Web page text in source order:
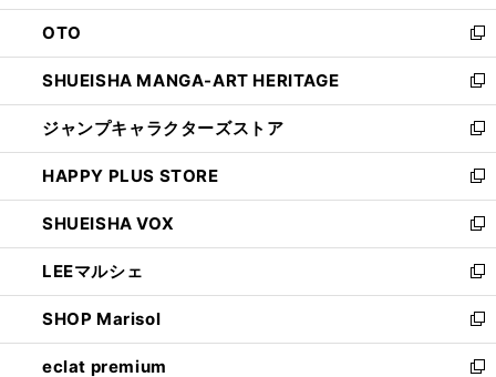
ウ
で
開
く
ン
ド
ウ
で
開
く
OTO
新
し
い
ウ
ィ
ン
ド
ウ
で
開
く
SHUEISHA MANGA-ART HERITAGE
新
し
い
ウ
ィ
ン
ド
ウ
で
開
く
ジャンプキャラクターズストア
新
し
い
ウ
ィ
ン
ド
ウ
で
開
く
HAPPY PLUS STORE
新
し
い
ウ
ィ
ン
ド
ウ
で
SHUEISHA VOX
新
し
い
ウ
ィ
ン
ド
LEEマルシェ
新
し
い
ウ
ィ
SHOP Marisol
新
し
い
eclat premium
新